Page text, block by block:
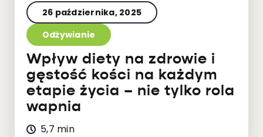
26 października, 2025
Odżywianie
Wpływ diety na zdrowie i
gęstość kości na każdym
etapie życia – nie tylko rola
wapnia
5,7 min